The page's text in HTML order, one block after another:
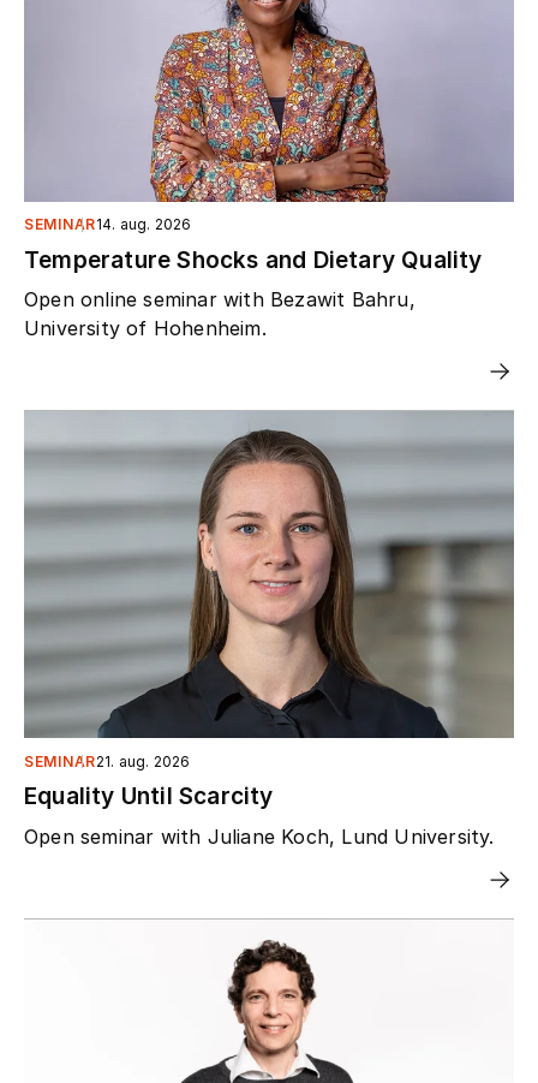
SEMINAR14. aug. 2026
Temperature Shocks and Dietary Quality
Open online seminar with Bezawit Bahru,
University of Hohenheim.
SEMINAR21. aug. 2026
Equality Until Scarcity
Open seminar with Juliane Koch, Lund University.